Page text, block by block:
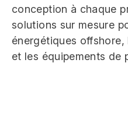
conception à chaque
solutions sur mesure
énergétiques
et les équipements de